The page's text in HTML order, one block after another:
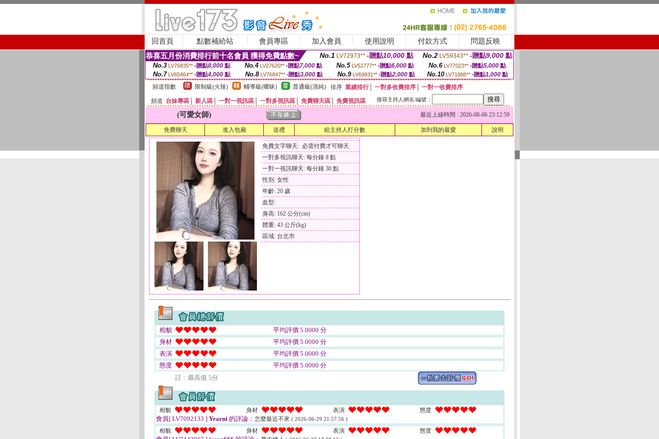
回首頁 點數補給站 會員專區 加入會員 使用說明 付款方式 問題反映
恭喜五月份消費排行前十名會員 獲得免費點數~ No.1 LV72973** -贈點10,000 點 No.2 LV59343** -贈點9,000 點
No.3 LV76835** -贈點8,000點 No.4 LV27620** -贈點7,000點 No.5 LV52777** -贈點6,000點 No.6 LV77023** -贈點5,000點
No.7 LV65464** -贈點4,000 點 No.8 LV76847** -贈點3,000 點 No.9 LV69831** -贈點2,000點 No.10 LV71888** -贈點1,000 點
頻道指數
限制級(火辣) 輔導級(曖昧) 普通級(清純) 排序 業績排行│ 一對多收費排序
一對一收費排序
頻道 台妹專區 新人區 一對一視訊區 一對多視訊區 免費聊天區 免費視訊區 搜尋主持人網名/編號：
(可愛女師) 最近上線時間 : 2026-08-06 23:12:59
免費聊天 進入包廂 送禮 給主持人打分數 加到我的最愛 說明
免費文字聊天: 必需付費才可聊天
一對多視訊聊天: 每分鐘 8 點
一對一視訊聊天: 每分鐘 30 點
性別: 女性
年齡: 20 歲
血型:
身高: 162 公分(cm)
體重: 43 公斤(kg)
區域: 台北市
相貌
平均評價 5.0000 分
身材
平均評價 5.0000 分
表演
平均評價 5.0000 分
態度
平均評價 5.0000 分
註﹕最高值 5分
相貌 身材 表演 態度
會員[ LV7092133 ] Yearni 的評論： 怎麼最近不來 ( 2026-06-29 21:57:56 )
相貌 身材 表演 態度